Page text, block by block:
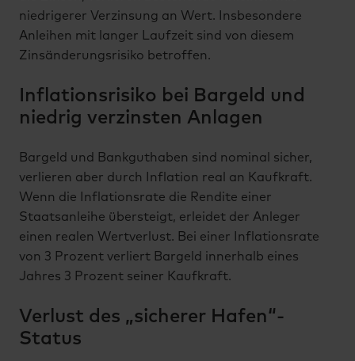
niedrigerer Verzinsung an Wert. Insbesondere
Anleihen mit langer Laufzeit sind von diesem
Zinsänderungsrisiko betroffen.
Inflationsrisiko bei Bargeld und
niedrig verzinsten Anlagen
Bargeld und Bankguthaben sind nominal sicher,
verlieren aber durch Inflation real an Kaufkraft.
Wenn die Inflationsrate die Rendite einer
Staatsanleihe übersteigt, erleidet der Anleger
einen realen Wertverlust. Bei einer Inflationsrate
von 3 Prozent verliert Bargeld innerhalb eines
Jahres 3 Prozent seiner Kaufkraft.
Verlust des „sicherer Hafen“-
Status